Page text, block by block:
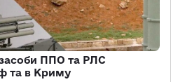
ППО та РЛС
та в Криму